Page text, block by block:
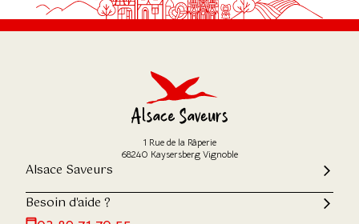
1 Rue de la Râperie
68240 Kaysersberg Vignoble
Alsace Saveurs
Besoin d'aide ?